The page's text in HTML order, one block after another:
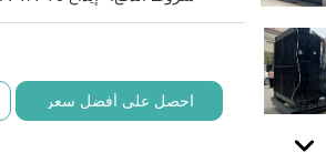
احصل على أفضل سعر